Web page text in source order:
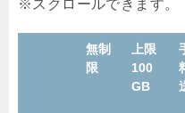
無制
限
上限
100
GB